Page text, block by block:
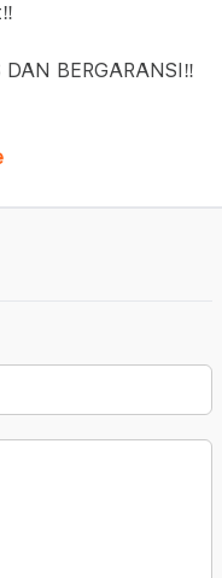
BERGARANSI‼️